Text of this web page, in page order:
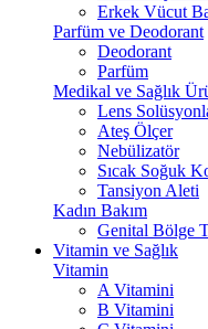
Erkek Vücut
Parfüm ve Deodorant
Deodorant
Parfüm
Medikal ve Sağlık
Lens
Ateş Ölçer
Nebülizatör
Sıcak Soğuk
Tansiyon Aleti
Kadın Bakım
Genital Bölge
Vitamin ve Sağlık
Vitamin
A Vitamini
B Vitamini